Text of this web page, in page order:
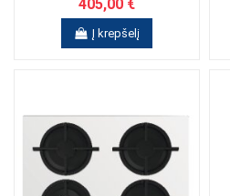
405,00 €
Į krepšelį